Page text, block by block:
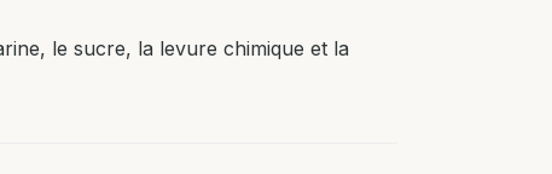
le sucre, la levure chimique et la